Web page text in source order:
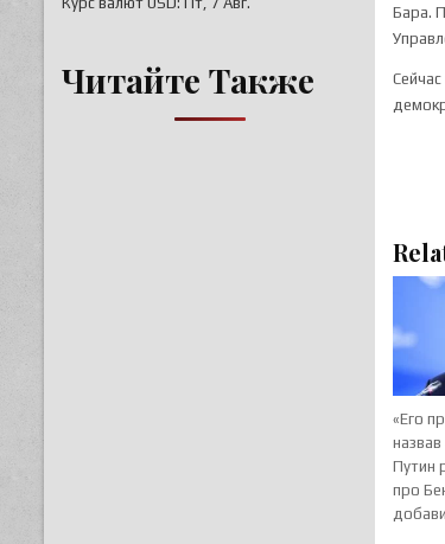
Бара.
«Его
Путин
про
Читайте Также